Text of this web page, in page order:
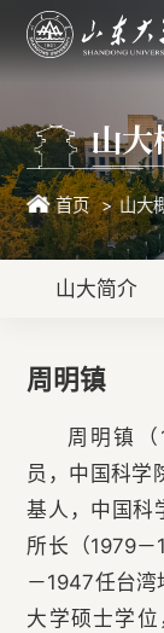
山大
首页 山大
山大简介
周明镇
周明镇
员，中国科学
基人，中国科
所长（1979
－1947任台
大学硕士学位